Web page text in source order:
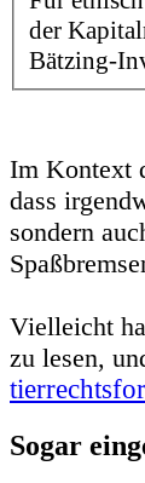
der
Bätzing-
Im Kontext
dass
sondern
Vielleicht
zu lesen,
Sogar